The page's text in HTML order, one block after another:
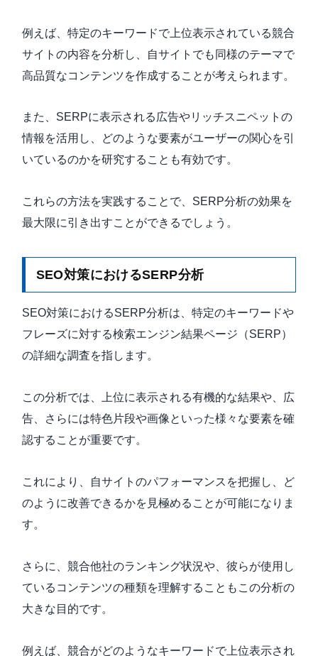
例えば、特定のキーワードで上位表示されている競合
サイトの内容を分析し、自サイトでも同様のテーマで
高品質なコンテンツを作成することが考えられます。
また、SERPに表示される広告やリッチスニペットの
情報を活用し、どのような要素がユーザーの関心を引
いているのかを研究することも有効です。
これらの方法を実践することで、SERP分析の効果を
最大限に引き出すことができるでしょう。
SEO対策におけるSERP分析
SEO対策におけるSERP分析は、特定のキーワードや
フレーズに対する検索エンジン結果ページ（SERP）
の詳細な調査を指します。
この分析では、上位に表示される有機的な結果や、広
告、さらには特色片段や画像といった様々な要素を確
認することが重要です。
これにより、自サイトのパフォーマンスを把握し、ど
のように改善できるかを見極めることが可能になりま
す。
さらに、競合他社のランキング状況や、彼らが使用し
ているコンテンツの種類を理解することもこの分析の
大きな目的です。
例えば、競合がどのようなキーワードで上位表示され